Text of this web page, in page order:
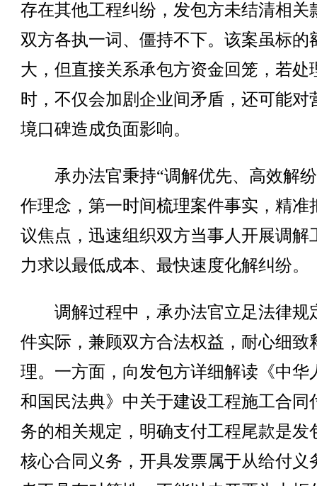
存在其他工程纠纷，发包方未结清相关
双方各执一词、僵持不下。该案虽标的
大，但直接关系承包方资金回笼，若处
时，不仅会加剧企业间矛盾，还可能对
境口碑造成负面影响。
承办法官秉持“调解优先、高效解纷
作理念，第一时间梳理案件事实，精准
议焦点，迅速组织双方当事人开展调解
力求以最低成本、最快速度化解纠纷。
调解过程中，承办法官立足法律规
件实际，兼顾双方合法权益，耐心细致
理。一方面，向发包方详细解读《中华
和国民法典》中关于建设工程施工合同
务的相关规定，明确支付工程尾款是发
核心合同义务，开具发票属于从给付义